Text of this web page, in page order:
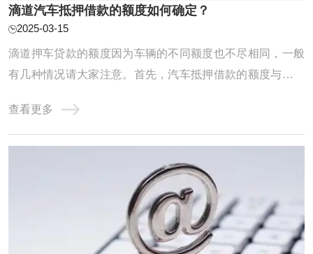
滴道汽车抵押借款的额度如何确定？
2025-03-15
滴道押车贷款的额度因为车辆的不同额度也不尽相同，一般
有几种情况请大家注意。首先，汽车抵押借款的额度与汽车
就相应越高，但通常不会超过汽车自身的价值。在评估汽车
价值时，会综合考虑车辆的品牌、车况以及市场需求等多个
查看更多